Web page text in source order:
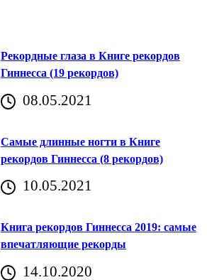
Рекордные глаза в Книге рекордов
Гиннесса (19 рекордов)
08.05.2021
Самые длинные ногти в Книге
рекордов Гиннесса (8 рекордов)
10.05.2021
Книга рекордов Гиннесса 2019: самые
впечатляющие рекорды
14.10.2020